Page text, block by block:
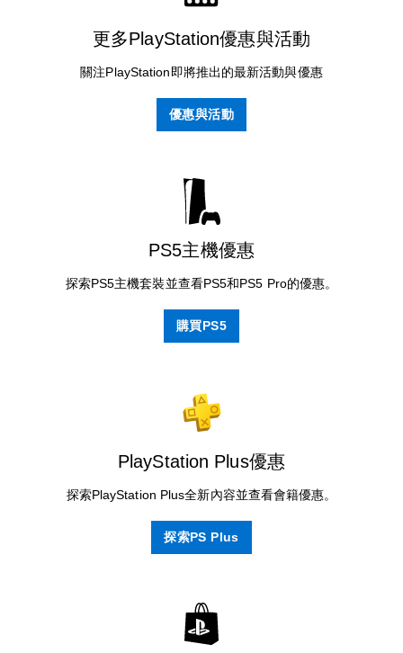
更多PlayStation優惠與活動
關注PlayStation即將推出的最新活動與優惠
優惠與活動
PS5主機優惠
探索PS5主機套裝並查看PS5和PS5 Pro的優惠。
購買PS5
PlayStation Plus優惠
探索PlayStation Plus全新內容並查看會籍優惠。
探索PS Plus